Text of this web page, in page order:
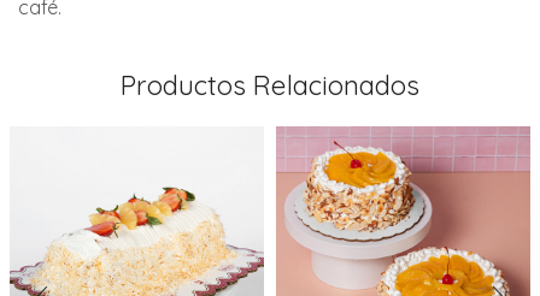
café.
Productos Relacionados